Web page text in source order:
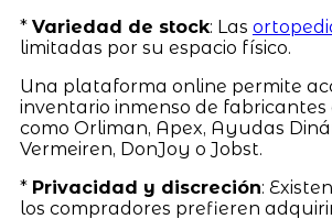
* Variedad de stock: Las
limitadas por su espacio físico.
Una plataforma online permite
inventario inmenso de fabricantes
como Orliman, Apex, Ayudas
Vermeiren, DonJoy o Jobst.
* Privacidad y discreción:
los compradores prefieren